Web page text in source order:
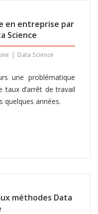
en entreprise par
Science
Data Science
une problématique
taux d’arrêt de travail
quelques années.
méthodes Data